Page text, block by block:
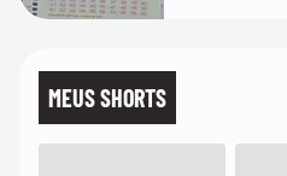
MEUS SHORTS